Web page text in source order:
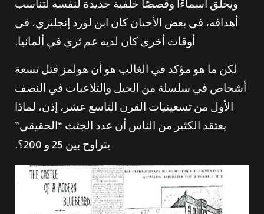
ويخلق أسماءًا وقصصًا خلفية جديدة لنفسه لتناسب
أهدافه، في بعض الأحيان كان ابن لورد إنجليزي، في
أوقات أخرى كان لديه عم ثري في ألمانيا.
لكن ما هو مؤكد في الغالب هو أن هولمز قتل تسعة
أشخاص في سلسلة من الحيل والتلاعبات في النصف
الأول من تسعينيات القرن التاسع عشر، إذن، لماذا
يعتقد الكثير من الناس أن عدد الجثث “الحقيقي”
يتراوح بين 25 و 200؟.